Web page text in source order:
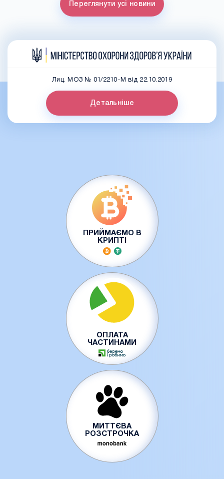
Переглянути усі новини
Лиц. МОЗ № 01/2210-М від 22.10.2019
Детальніше
ПРИЙМАЄМО В
КРИПТІ
ОПЛАТА
ЧАСТИНАМИ
МИТТЄВА
РОЗСТРОЧКА